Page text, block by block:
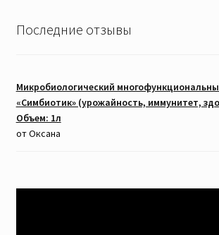
Последние отзывы
Микробиологический
«Симбиотик» (урожайность, иммунитет,
Объем: 1л
от Оксана